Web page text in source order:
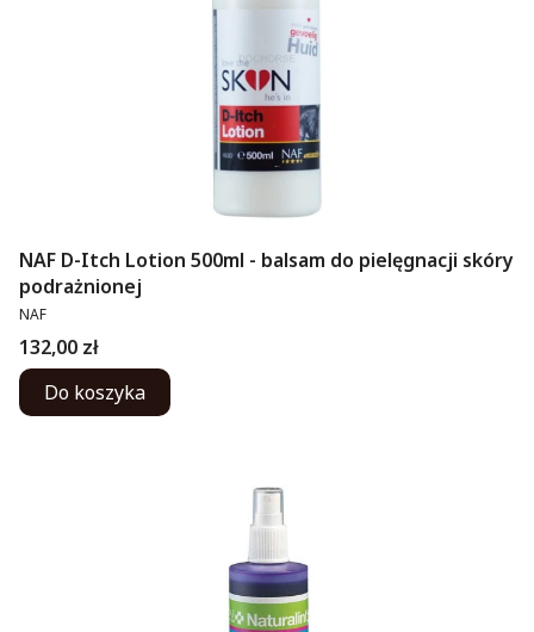
NAF D-Itch Lotion 500ml - balsam do pielęgnacji skóry
podrażnionej
PRODUCENT
NAF
Cena
132,00 zł
Do koszyka